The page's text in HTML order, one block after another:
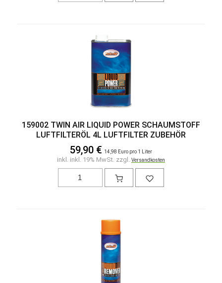
159002 TWIN AIR LIQUID POWER SCHAUMSTOFF
LUFTFILTERÖL 4L LUFTFILTER ZUBEHÖR
59,90 € 14,98 Euro pro 1 Liter
inkl. inkl. 19% MwSt. zzgl. Versandkosten